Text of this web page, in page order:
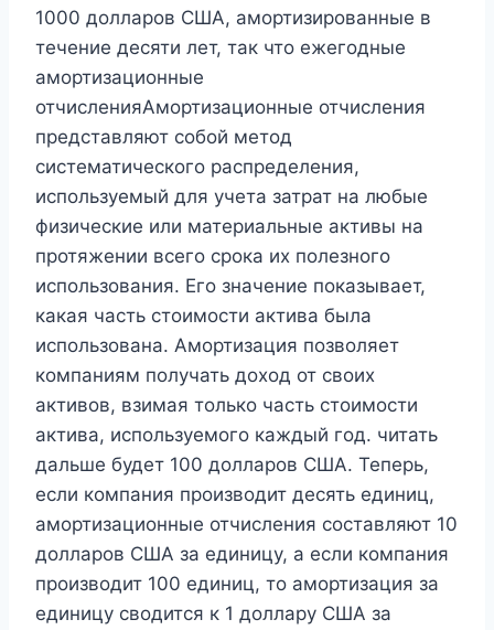
1000 долларов США, амортизированные в
течение десяти лет, так что ежегодные
амортизационные
отчисленияАмортизационные отчисления
представляют собой метод
систематического распределения,
используемый для учета затрат на любые
физические или материальные активы на
протяжении всего срока их полезного
использования. Его значение показывает,
какая часть стоимости актива была
использована. Амортизация позволяет
компаниям получать доход от своих
активов, взимая только часть стоимости
актива, используемого каждый год. читать
дальше будет 100 долларов США. Теперь,
если компания производит десять единиц,
амортизационные отчисления составляют 10
долларов США за единицу, а если компания
производит 100 единиц, то амортизация за
единицу сводится к 1 доллару США за